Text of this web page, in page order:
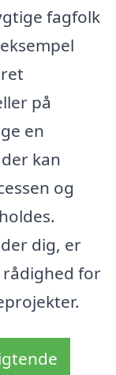
fagfolk
på
en
kan
og
dig, er
for